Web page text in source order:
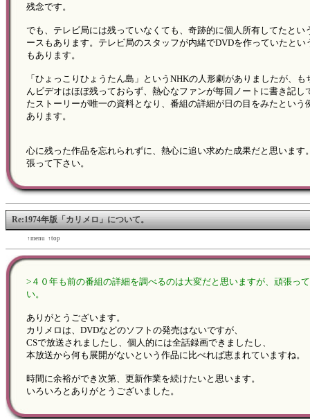
残念です。
でも、テレビ局には残っていなくても、奇跡的に個人所有してたとい
ースもあります。テレビ局のスタッフが内緒でDVDを作っていたとい
もあります。
「ひょっこりひょうたん島」というNHKの人形劇がありましたが、も
んビデオはほぼ残っておらず、熱心なファンが毎回ノートに書き記し
たストーリーが唯一の資料となり、番組の詳細が日の目をみたという
あります。
心に残った作品を忘れられずに、熱心に追い求めた成果だと思います
張って下さい。
Re:1974年版「カリメロ」について。
↑menu ↑top
>４０年も前の番組の詳細を調べるのは大変だと思いますが、頑張っ
い。
ありがとうございます。
カリメロは、DVDなどのソフトの発売はないですが、
CSで放送されましたし、個人的には全話録画できましたし、
本放送から何も展開がないという作品に比べれば恵まれていますね。
時間に余裕ができ次第、更新作業を続けたいと思います。
いろいろとありがとうございました。